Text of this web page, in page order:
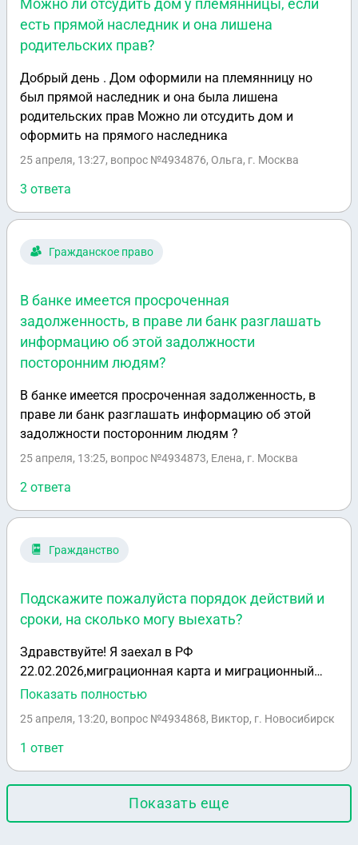
Можно ли отсудить дом у племянницы, если
есть прямой наследник и она лишена
родительских прав?
Добрый день . Дом оформили на племянницу но
был прямой наследник и она была лишена
родительских прав Можно ли отсудить дом и
оформить на прямого наследника
25 апреля, 13:27, вопрос №4934876, Ольга, г. Москва
3 ответа
Гражданское право
В банке имеется просроченная
задолженность, в праве ли банк разглашать
информацию об этой задолжности
посторонним людям?
В банке имеется просроченная задолженность, в
праве ли банк разглашать информацию об этой
задолжности посторонним людям ?
25 апреля, 13:25, вопрос №4934873, Елена, г. Москва
2 ответа
Гражданство
Подскажите пожалуйста порядок действий и
сроки, на сколько могу выехать?
Здравствуйте! Я заехал в РФ
22.02.2026,миграционная карта и миграционный
учёт до 22.05 соответственно! Подал заявку а ВНЖ
учёт ещё не продлевал така как хочу выехать из РФ.
Подскажите пожалуйста порядок действий и
сроки,на сколько могу выехать?
Показать полностью
25 апреля, 13:20, вопрос №4934868, Виктор, г. Новосибирск
1 ответ
Показать еще